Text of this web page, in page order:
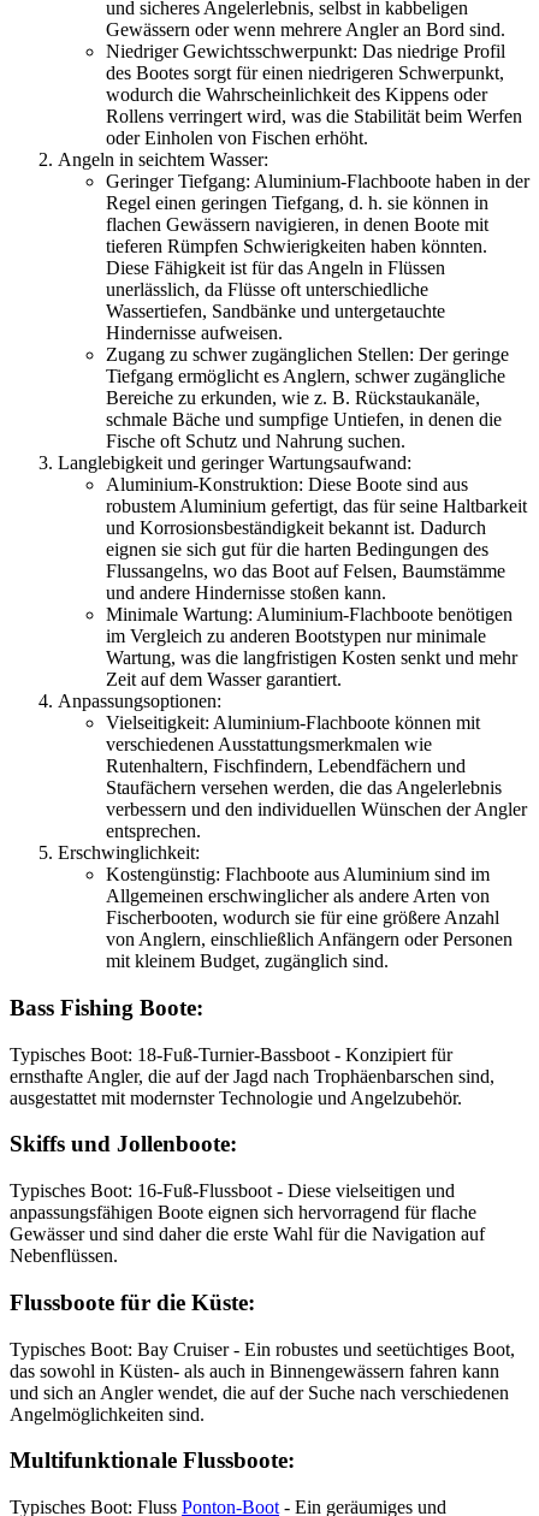
und sicheres Angelerlebnis, selbst in kabbeligen
Gewässern oder wenn mehrere Angler an Bord sind.
Niedriger Gewichtsschwerpunkt: Das niedrige Profil
des Bootes sorgt für einen niedrigeren Schwerpunkt,
wodurch die Wahrscheinlichkeit des Kippens oder
Rollens verringert wird, was die Stabilität beim Werfen
oder Einholen von Fischen erhöht.
Angeln in seichtem Wasser:
Geringer Tiefgang: Aluminium-Flachboote haben in der
Regel einen geringen Tiefgang, d. h. sie können in
flachen Gewässern navigieren, in denen Boote mit
tieferen Rümpfen Schwierigkeiten haben könnten.
Diese Fähigkeit ist für das Angeln in Flüssen
unerlässlich, da Flüsse oft unterschiedliche
Wassertiefen, Sandbänke und untergetauchte
Hindernisse aufweisen.
Zugang zu schwer zugänglichen Stellen: Der geringe
Tiefgang ermöglicht es Anglern, schwer zugängliche
Bereiche zu erkunden, wie z. B. Rückstaukanäle,
schmale Bäche und sumpfige Untiefen, in denen die
Fische oft Schutz und Nahrung suchen.
Langlebigkeit und geringer Wartungsaufwand:
Aluminium-Konstruktion: Diese Boote sind aus
robustem Aluminium gefertigt, das für seine Haltbarkeit
und Korrosionsbeständigkeit bekannt ist. Dadurch
eignen sie sich gut für die harten Bedingungen des
Flussangelns, wo das Boot auf Felsen, Baumstämme
und andere Hindernisse stoßen kann.
Minimale Wartung: Aluminium-Flachboote benötigen
im Vergleich zu anderen Bootstypen nur minimale
Wartung, was die langfristigen Kosten senkt und mehr
Zeit auf dem Wasser garantiert.
Anpassungsoptionen:
Vielseitigkeit: Aluminium-Flachboote können mit
verschiedenen Ausstattungsmerkmalen wie
Rutenhaltern, Fischfindern, Lebendfächern und
Staufächern versehen werden, die das Angelerlebnis
verbessern und den individuellen Wünschen der Angler
entsprechen.
Erschwinglichkeit:
Kostengünstig: Flachboote aus Aluminium sind im
Allgemeinen erschwinglicher als andere Arten von
Fischerbooten, wodurch sie für eine größere Anzahl
von Anglern, einschließlich Anfängern oder Personen
mit kleinem Budget, zugänglich sind.
Bass Fishing Boote:
Typisches Boot: 18-Fuß-Turnier-Bassboot - Konzipiert für
ernsthafte Angler, die auf der Jagd nach Trophäenbarschen sind,
ausgestattet mit modernster Technologie und Angelzubehör.
Skiffs und Jollenboote:
Typisches Boot: 16-Fuß-Flussboot - Diese vielseitigen und
anpassungsfähigen Boote eignen sich hervorragend für flache
Gewässer und sind daher die erste Wahl für die Navigation auf
Nebenflüssen.
Flussboote für die Küste:
Typisches Boot: Bay Cruiser - Ein robustes und seetüchtiges Boot,
das sowohl in Küsten- als auch in Binnengewässern fahren kann
und sich an Angler wendet, die auf der Suche nach verschiedenen
Angelmöglichkeiten sind.
Multifunktionale Flussboote:
Typisches Boot: Fluss Ponton-Boot - Ein geräumiges und